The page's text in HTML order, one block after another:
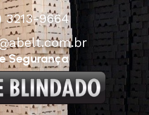
3213-9664
Segurança